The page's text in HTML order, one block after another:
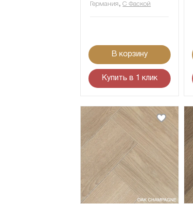
Германия ,С Фаской
В корзину
Купить в 1 клик